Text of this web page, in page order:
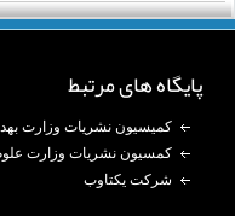
پایگاه های مرتبط
کمیسیون نشریات وزارت
کمسیون نشریات وزارت علوم
شرکت یکتاوب